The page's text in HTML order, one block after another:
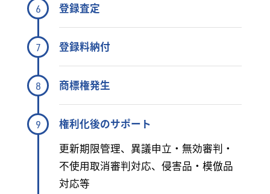
6 登録査定
7 登録料納付
8 商標権発生
9
権利化後のサポート
更新期限管理、異議申立・無効審判・
不使用取消審判対応、侵害品・模倣品
対応等